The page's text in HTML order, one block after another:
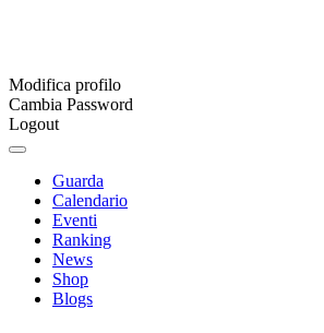
Modifica profilo
Cambia Password
Logout
Guarda
Calendario
Eventi
Ranking
News
Shop
Blogs